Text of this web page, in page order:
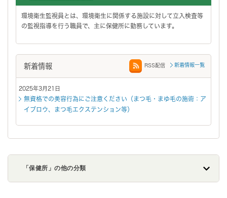
環境衛生監視員とは、環境衛生に関係する施設に対して立入検査等
の監視指導を行う職員で、主に保健所に勤務しています。
新着情報 新着情報一覧
RSS配信
2025年3月21日
無資格での美容行為にご注意ください（まつ毛・まゆ毛の施術：ア
イブロウ、まつ毛エクステンション等）
「保健所」の他の分類